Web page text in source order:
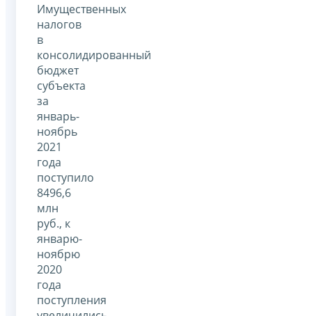
Имущественных
налогов
в
консолидированный
бюджет
субъекта
за
январь-
ноябрь
2021
года
поступило
8496,6
млн
руб., к
январю-
ноябрю
2020
года
поступления